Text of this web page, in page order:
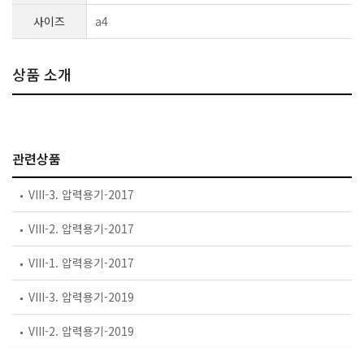
사이즈 a4
상품 소개
관련상품
VIII-3. 압력용기-2017
VIII-2. 압력용기-2017
VIII-1. 압력용기-2017
VIII-3. 압력용기-2019
VIII-2. 압력용기-2019